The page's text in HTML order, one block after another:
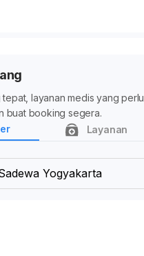
layanan medis yang perlu
buat booking segera.
Layanan